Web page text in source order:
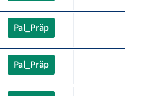
Pal_Präp
Pal_Präp